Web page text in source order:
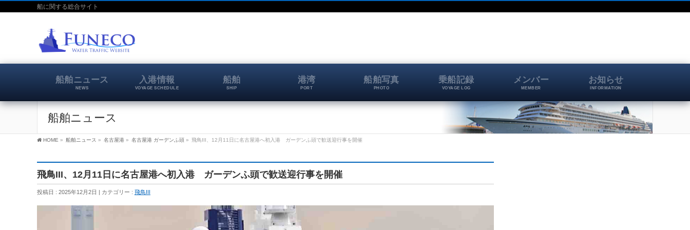
船に関する総合サイト
船舶ニュース
NEWS
入港情報
VOYAGE SCHEDULE
船舶
SHIP
港湾
PORT
船舶写真
PHOTO
乗船記録
VOYAGE LOG
メンバー
MEMBER
お知らせ
INFORMATION
船舶ニュース
HOME » 船舶ニュース » 名古屋港 » 名古屋港 ガーデンふ頭 » 飛鳥III、12月11日に名古屋港へ初入港 ガーデンふ頭で歓送迎行事を開催
飛鳥III、12月11日に名古屋港へ初入港 ガーデンふ頭で歓送迎行事を開催
投稿日 : 2025年12月2日 カテゴリー : 飛鳥III